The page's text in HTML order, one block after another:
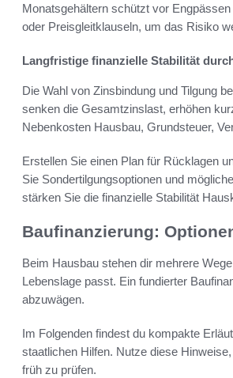
Monatsgehältern schützt vor
oder Preisgleitklauseln, um das Risiko
Langfristige finanzielle Stabilität
Die Wahl von Zinsbindung und Tilgung
senken die Gesamtzinslast, erhöhen
Nebenkosten Hausbau, Grundsteuer,
Erstellen Sie einen Plan für Rücklagen
Sie Sondertilgungsoptionen und
stärken Sie die finanzielle Stabilität
Baufinanzierung:
Beim Hausbau stehen dir mehrere
Lebenslage passt. Ein fundierter
abzuwägen.
Im Folgenden findest du kompakte
staatlichen Hilfen. Nutze diese
früh zu prüfen.